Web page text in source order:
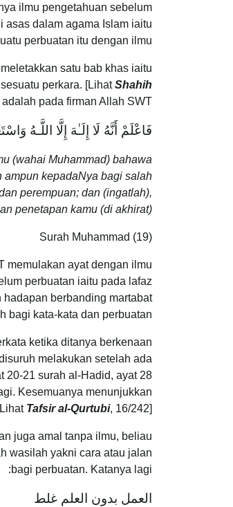
ilmu pengetahuan sebelum
asas dalam agama Islam iaitu
perbuatan itu dengan ilmu.
perkara. [LihatShahih
pada firman Allah SWT:
فَاعْلَمْ أَنَّهُ لَا إِلَـٰهَ إِلَّا اللَّـهُ
(wahai Muhammad) bahawa
ampun kepadaNya bagi salah
perempuan; dan (ingatlah),
penetapan kamu (di akhirat).”
Surah Muhammad (19)
berbanding martabat
bagi kata-kata dan perbuatan.
ketika ditanya berkenaan
melakukan setelah ada
20-21 surah al-Hadid, ayat 28
Kesemuanya menunjukkan
Tafsir al-Qurtubi, 16/242]
juga amal tanpa ilmu, beliau
wasilah yakni cara atau jalan
bagi perbuatan. Katanya lagi:
العمل بدون العلم غلط